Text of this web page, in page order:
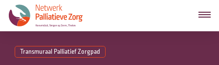
Transmuraal Palliatief Zorgpad